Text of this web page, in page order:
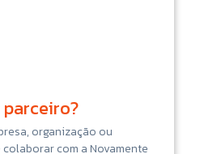
parceiro?
organização ou
com a Novamente